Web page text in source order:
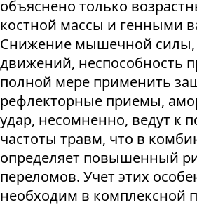
объяснено только
костной массы и генными
Снижение мышечной силы,
движений, неспособность
полной мере применить
рефлекторные приемы,
удар, несомненно, ведут к
частоты травм, что в
определяет повышенный
переломов. Учет этих
необходим в комплексной